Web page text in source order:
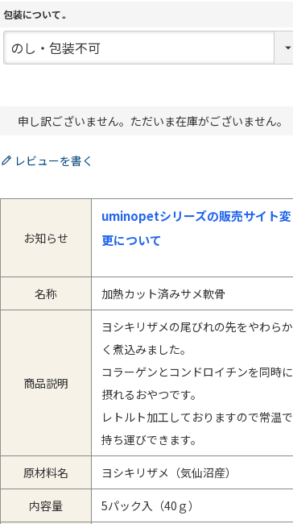
包装について
(
申し訳ございません。ただいま在庫がございません。
レビューを書く
お知らせ
uminopetシリーズの販売サイト変
更について
名称 加熱カット済みサメ軟骨
商品説明
ヨシキリザメの尾びれの先をやわらか
く煮込みました。
コラーゲンとコンドロイチンを同時に
摂れるおやつです。
レトルト加工しておりますので常温で
持ち運びできます。
原材料名 ヨシキリザメ（気仙沼産）
内容量 5パック入（40ｇ）